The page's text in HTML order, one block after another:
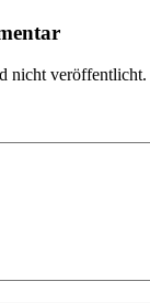
nicht veröffentlicht.